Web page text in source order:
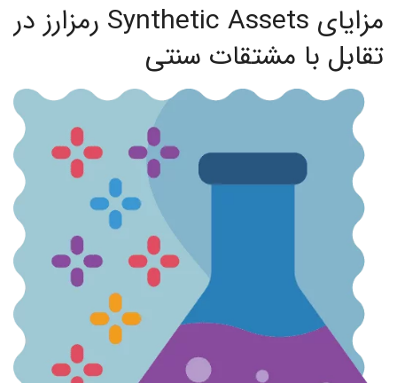
مزایای Synthetic Assets رمزارز در
تقابل با مشتقات سنتی